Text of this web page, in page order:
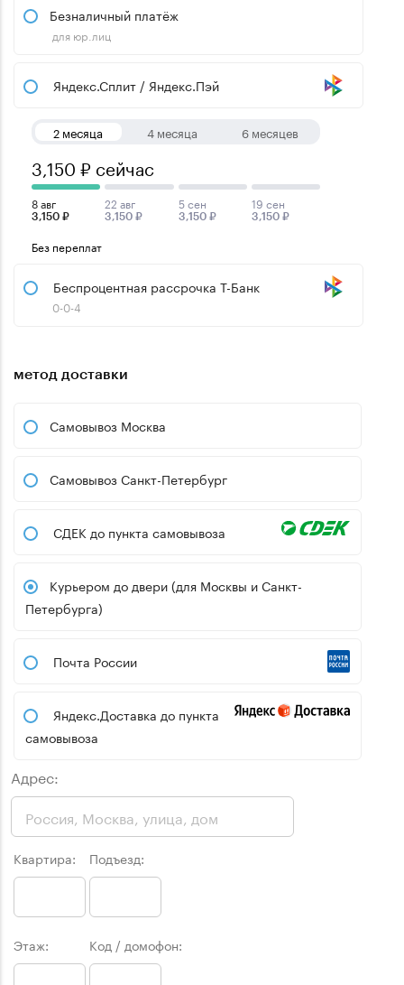
Безналичный платёж
для юр.лиц
Яндекс.Сплит / Яндекс.Пэй
2 месяца 4 месяца 6 месяцев
3,150 ₽ сейчас
8 авг
3,150 ₽
22 авг
3,150 ₽
5 сен
3,150 ₽
19 сен
3,150 ₽
Без переплат
Беспроцентная рассрочка Т-Банк
0-0-4
метод доставки
Самовывоз Москва
Самовывоз Санкт-Петербург
СДЕК до пункта самовывоза
Курьером до двери (для Москвы и Санкт-
Петербурга)
Почта России
Яндекс.Доставка до пункта
самовывоза
Адрес:
Квартира: Подъезд:
Этаж: Код / домофон: